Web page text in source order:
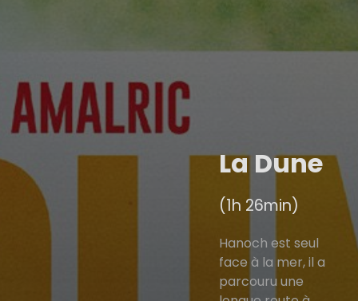
La Dune
(1h 26min)
Hanoch est seul
face à la mer, il a
parcouru une